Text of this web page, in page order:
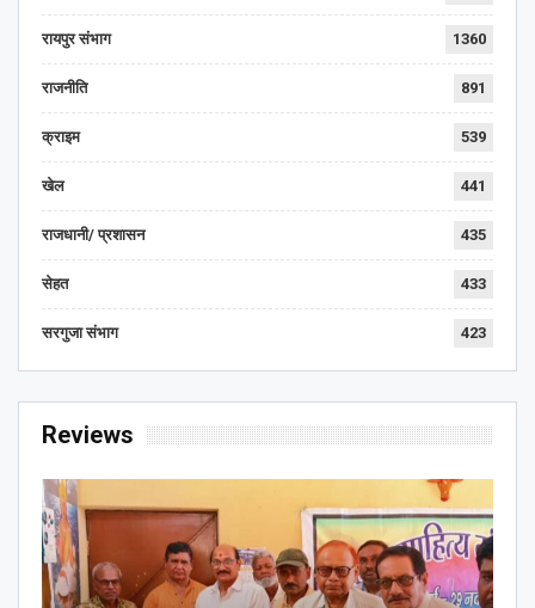
रायपुर संभाग 1360
राजनीति 891
क्राइम 539
खेल 441
राजधानी/ प्रशासन 435
सेहत 433
सरगुजा संभाग 423
Reviews